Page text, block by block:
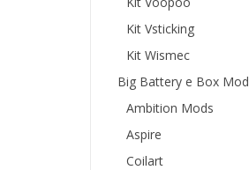
Kit Vsticking
Kit Wismec
Big Battery e Box Mod
Ambition Mods
Aspire
Coilart